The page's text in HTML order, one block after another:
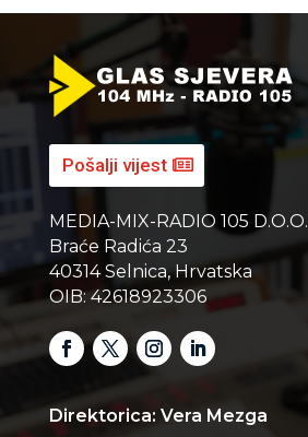
Pošalji vijest
MEDIA-MIX-RADIO 105 D.O.O.
Braće Radića 23
40314 Selnica, Hrvatska
OIB: 42618923306
Direktorica: Vera Mezga